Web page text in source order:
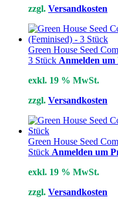
zzgl. Versandkosten
Green House Seed
3 Stück Anmelden um
exkl. 19 % MwSt.
zzgl. Versandkosten
Green House Seed
Stück Anmelden um
exkl. 19 % MwSt.
zzgl. Versandkosten